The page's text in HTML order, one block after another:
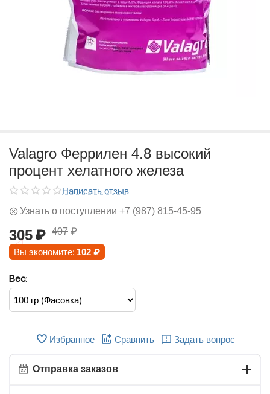
Valagro Феррилен 4.8 высокий
процент хелатного железа
Написать отзыв
Узнать о поступлении +7 (987) 815-45-95
305₽ 407 ₽
Вы экономите: 102 ₽
Вес:
Избранное Сравнить Задать вопрос
Отправка заказов